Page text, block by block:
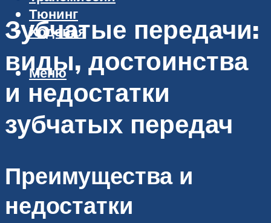
Тюнинг
Ходовая
Меню
Зубчатые передачи:
виды, достоинства
и недостатки
зубчатых передач
Преимущества и
недостатки